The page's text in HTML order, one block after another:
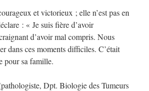
et victorieux ; elle n’est pas en
: « Je suis fière d’avoir
d’avoir mal compris. Nous
dans ces moments difficiles. C’était
pour sa famille.
Dpt. Biologie des Tumeurs